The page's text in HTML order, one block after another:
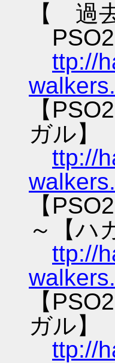
【 過
PSO2
ttp://
【
ガル】
ttp://
【
～【ハ
ttp://
【
ガル】
ttp://